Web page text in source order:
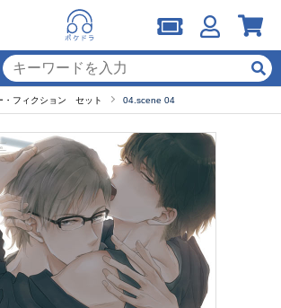
・フィクション セット 04.scene 04